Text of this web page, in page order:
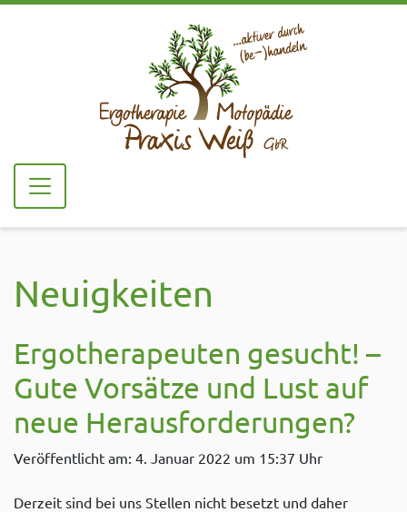
Neuigkeiten
Ergotherapeuten gesucht! –
Gute Vorsätze und Lust auf
neue Herausforderungen?
Veröffentlicht am: 4. Januar 2022 um 15:37 Uhr
Derzeit sind bei uns Stellen nicht besetzt und daher